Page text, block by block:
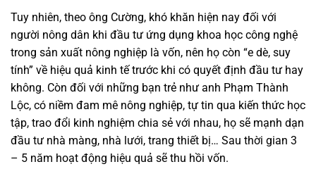
Tuy nhiên, theo ông Cường, khó khăn hiện nay đối với
người nông dân khi đầu tư ứng dụng khoa học công nghệ
trong sản xuất nông nghiệp là vốn, nên họ còn “e dè, suy
tính” về hiệu quả kinh tế trước khi có quyết định đầu tư hay
không. Còn đối với những bạn trẻ như anh Phạm Thành
Lộc, có niềm đam mê nông nghiệp, tự tin qua kiến thức học
tập, trao đổi kinh nghiệm chia sẻ với nhau, họ sẽ mạnh dạn
đầu tư nhà màng, nhà lưới, trang thiết bị… Sau thời gian 3
– 5 năm hoạt động hiệu quả sẽ thu hồi vốn.